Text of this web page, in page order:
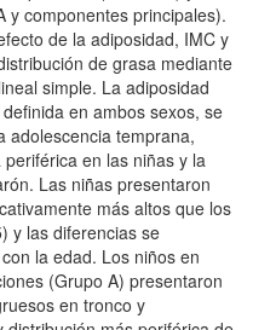
y componentes principales).
de la adiposidad, IMC y
de grasa mediante
simple. La adiposidad
en ambos sexos, se
adolescencia temprana,
en las niñas y la
Las niñas presentaron
más altos que los
y las diferencias se
la edad. Los niños en
(Grupo A) presentaron
en tronco y